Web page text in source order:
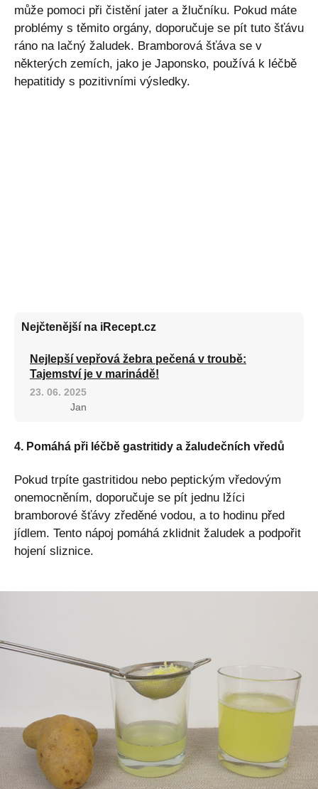
může pomoci při čistění jater a žlučníku. Pokud máte
problémy s těmito orgány, doporučuje se pít tuto šťávu
ráno na lačný žaludek. Bramborová šťáva se v
některých zemích, jako je Japonsko, používá k léčbě
hepatitidy s pozitivními výsledky.
Nejčtenější na iRecept.cz
Nejlepší vepřová žebra pečená v troubě:
Tajemství je v marinádě!
23. 06. 2025
Jan
4. Pomáhá při léčbě gastritidy a žaludečních vředů
Pokud trpíte gastritidou nebo peptickým vředovým
onemocněním, doporučuje se pít jednu lžíci
bramborové šťávy zředěné vodou, a to hodinu před
jídlem. Tento nápoj pomáhá zklidnit žaludek a podpořit
hojení sliznice.